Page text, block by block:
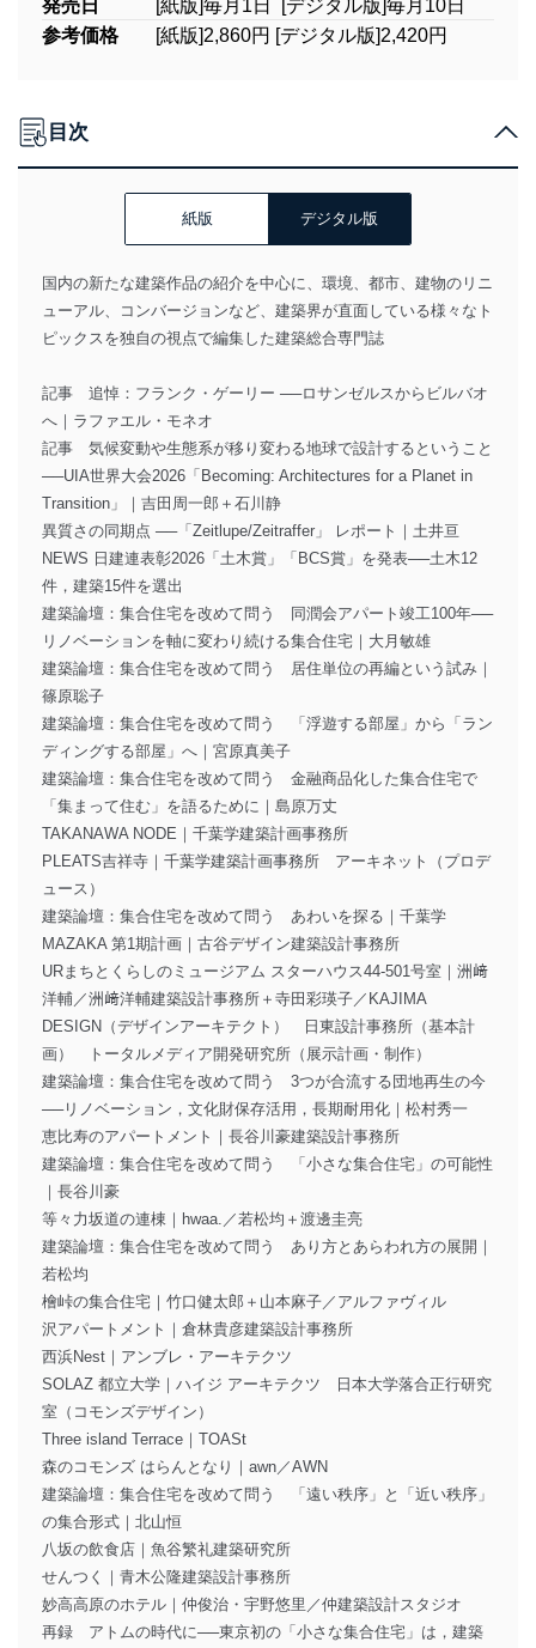
発売日
[紙版]毎月1日 [デジタル版]毎月10日
参考価格
[紙版]2,860円 [デジタル版]2,420円
目次
紙版 デジタル版
国内の新たな建築作品の紹介を中心に、環境、都市、建物のリニ
ューアル、コンバージョンなど、建築界が直面している様々なト
ピックスを独自の視点で編集した建築総合専門誌
記事 追悼：フランク・ゲーリー ──ロサンゼルスからビルバオ
へ｜ラファエル・モネオ
記事 気候変動や生態系が移り変わる地球で設計するということ
──UIA世界大会2026「Becoming: Architectures for a Planet in
Transition」｜吉田周一郎＋石川静
異質さの同期点 ──「Zeitlupe/Zeitraffer」 レポート｜土井亘
NEWS 日建連表彰2026「土木賞」「BCS賞」を発表──土木12
件，建築15件を選出
建築論壇：集合住宅を改めて問う 同潤会アパート竣工100年──
リノベーションを軸に変わり続ける集合住宅｜大月敏雄
建築論壇：集合住宅を改めて問う 居住単位の再編という試み｜
篠原聡子
建築論壇：集合住宅を改めて問う 「浮遊する部屋」から「ラン
ディングする部屋」へ｜宮原真美子
建築論壇：集合住宅を改めて問う 金融商品化した集合住宅で
「集まって住む」を語るために｜島原万丈
TAKANAWA NODE｜千葉学建築計画事務所
PLEATS吉祥寺｜千葉学建築計画事務所 アーキネット（プロデ
ュース）
建築論壇：集合住宅を改めて問う あわいを探る｜千葉学
MAZAKA 第1期計画｜古谷デザイン建築設計事務所
URまちとくらしのミュージアム スターハウス44-501号室｜洲﨑
洋輔／洲﨑洋輔建築設計事務所＋寺田彩瑛子／KAJIMA
DESIGN（デザインアーキテクト） 日東設計事務所（基本計
画） トータルメディア開発研究所（展示計画・制作）
建築論壇：集合住宅を改めて問う 3つが合流する団地再生の今
──リノベーション，文化財保存活用，長期耐用化｜松村秀一
恵比寿のアパートメント｜長谷川豪建築設計事務所
建築論壇：集合住宅を改めて問う 「小さな集合住宅」の可能性
｜長谷川豪
等々力坂道の連棟｜hwaa.／若松均＋渡邊圭亮
建築論壇：集合住宅を改めて問う あり方とあらわれ方の展開｜
若松均
檜峠の集合住宅｜竹口健太郎＋山本麻子／アルファヴィル
沢アパートメント｜倉林貴彦建築設計事務所
西浜Nest｜アンブレ・アーキテクツ
SOLAZ 都立大学｜ハイジ アーキテクツ 日本大学落合正行研究
室（コモンズデザイン）
Three island Terrace｜TOASt
森のコモンズ はらんとなり｜awn／AWN
建築論壇：集合住宅を改めて問う 「遠い秩序」と「近い秩序」
の集合形式｜北山恒
八坂の飲食店｜魚谷繁礼建築研究所
せんつく｜青木公隆建築設計事務所
妙高高原のホテル｜仲俊治・宇野悠里／仲建築設計スタジオ
再録 アトムの時代に──東京初の「小さな集合住宅」は，建築